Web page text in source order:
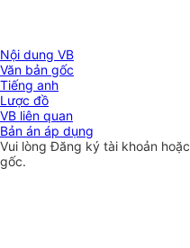
Nội dung VB
Văn bản gốc
Tiếng anh
Lược đồ
VB liên quan
Bản án áp dụng
Vui lòngĐăng ký tài khoản hoặc
gốc.